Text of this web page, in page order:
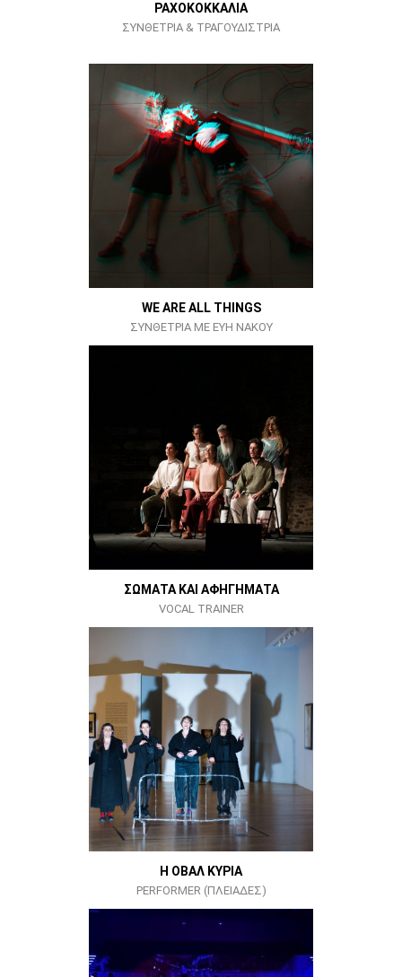
ΡΑΧΟΚΟΚΚΑΛΙΑ
ΣΥΝΘΕΤΡΙΑ & ΤΡΑΓΟΥΔΙΣΤΡΙΑ
WE ARE ALL THINGS
ΣΥΝΘΕΤΡΙΑ ΜΕ ΕΥΗ ΝΑΚΟΥ
ΣΩΜΑΤΑ ΚΑΙ ΑΦΗΓΗΜΑΤΑ
VOCAL TRAINER
Η ΟΒΑΛ ΚΥΡΙΑ
PERFORMER (ΠΛΕΙΑΔΕΣ)